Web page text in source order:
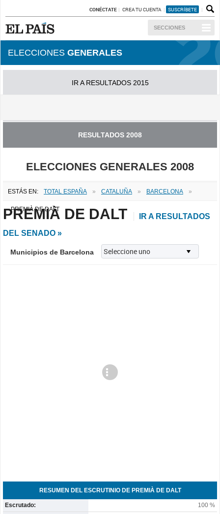
CONÉCTATE CREA TU CUENTA SUSCRÍBETE
SECCIONES
ELECCIONES GENERALES
IR A RESULTADOS 2015
RESULTADOS 2008
ELECCIONES GENERALES 2008
ESTÁS EN: TOTAL ESPAÑA » CATALUÑA » BARCELONA »
PREMIÀ DE DALT
PREMIÀ DE DALT
IR A RESULTADOS
DEL SENADO »
Municipios de Barcelona
RESUMEN DEL ESCRUTINIO DE PREMIÀ DE DALT
Escrutado:
100 %